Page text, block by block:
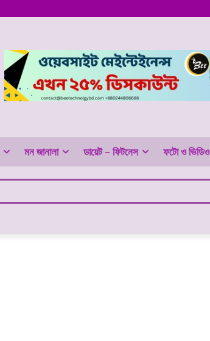
মন জানালা ডায়েট – ফিটনেস ফটো ও ভিডিও